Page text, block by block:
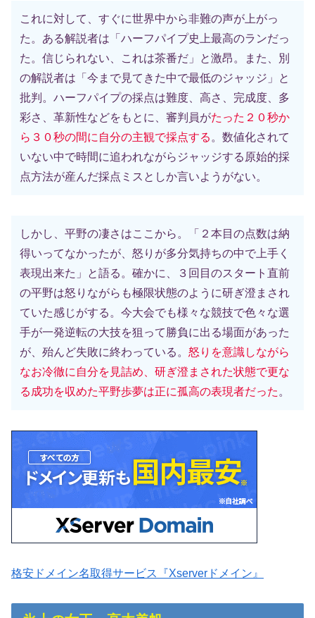
これに対して、すぐに世界中から非難の声が上がっ
た。ある解説者は「ハーフパイプ史上最高のランだっ
た。信じられない、これは茶番だ」と激昂。また、別
の解説者は「今まで見てきた中で最低のジャッジ」と
批判。ハーフパイプの採点は難度、高さ、完成度、多
彩さ、革新性などをもとに、審判員がたった２０秒か
ら３０秒の間に自分の主観で採点する 。数値化されて
いない中で時間に追われながらジャッジする原始的採
点方法が産んだ採点ミスとしか言いようがない。
しかし、平野の凄さはここから。「２本目の点数は納
得いってなかったが、怒りが多分気持ちの中で上手く
表現出来た」と語る。確かに、３回目のスタート直前
の平野は怒りながらも極限状態のように研ぎ澄まされ
ていた感じがする。今大会でも様々な競技で色々な選
手が一発逆転の大技を狙って勝負に出る場面があった
が、殆んど失敗に終わっている。 怒りを意識しながら
なお冷徹に自分を見詰め、研ぎ澄まされた状態で更な
る成功を収めた平野歩夢は正に孤高の表現者だった 。
格安ドメイン名取得サービス『Xserverドメイン』